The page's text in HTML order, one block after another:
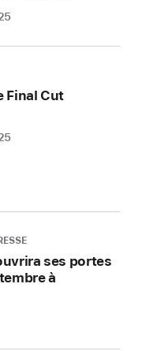
Final Cut
ses portes
à